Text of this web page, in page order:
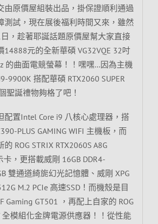
由原價屋組裝出品，掛保證順利通過
測試，現在展後福利時間又來，雖然
，趁著耶誕話題原價屋幫大家直接
14888元的全新華碩 VG32VQE 32吋
的曲面電競螢幕！！嘿嘿…因為主機
9900K 搭配華碩 RTX2060 SUPER
聖誕禮物夠格了吧！
配置Intel Core i9 八核心處理器，搭
PLUS GAMING WIFI 主機板，而
ROG STRIX RTX2060S A8G
卡，更搭載威剛 16GB DDR4-
雙通道綺旎幻光記憶體、威剛 XPG
M.2 PCIe 高速SSD！而機殼是目
Gaming GT501 ，再配上自家的 ROG
全模組化金牌電源供應器！！從性能